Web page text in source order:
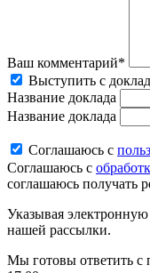
Ваш комментарий*
Выступить с
Название доклада
Название доклада
Соглашаюсь c
Соглашаюсь c
соглашаюсь получать
Указывая
нашей рассылки.
Мы готовы ответить с